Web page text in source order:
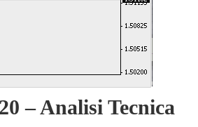
– Analisi Tecnica